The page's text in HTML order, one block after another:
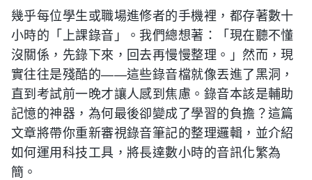
幾乎每位學生或職場進修者的手機裡，都存著數十
小時的「上課錄音」。我們總想著：「現在聽不懂
沒關係，先錄下來，回去再慢慢整理。」然而，現
實往往是殘酷的——這些錄音檔就像丟進了黑洞，
直到考試前一晚才讓人感到焦慮。錄音本該是輔助
記憶的神器，為何最後卻變成了學習的負擔？這篇
文章將帶你重新審視錄音筆記的整理邏輯，並介紹
如何運用科技工具，將長達數小時的音訊化繁為
簡。